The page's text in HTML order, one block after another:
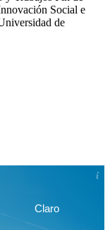
Social e
de
Claro